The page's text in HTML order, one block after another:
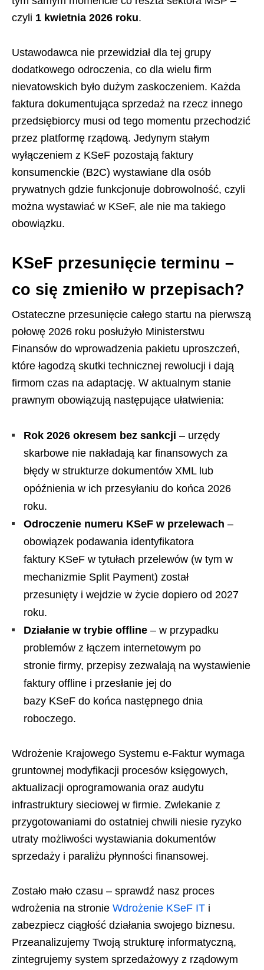
czyli 1 kwietnia 2026 roku.
Ustawodawca nie przewidział dla tej grupy
dodatkowego odroczenia, co dla wielu firm
nievatowskich było dużym zaskoczeniem. Każda
faktura dokumentująca sprzedaż na rzecz innego
przedsiębiorcy musi od tego momentu przechodzić
przez platformę rządową. Jedynym stałym
wyłączeniem z KSeF pozostają faktury
konsumenckie (B2C) wystawiane dla osób
prywatnych gdzie funkcjonuje dobrowolność, czyli
można wystawiać w KSeF, ale nie ma takiego
obowiązku.
KSeF przesunięcie terminu –
co się zmieniło w przepisach?
Ostateczne przesunięcie całego startu na pierwszą
połowę 2026 roku posłużyło Ministerstwu
Finansów do wprowadzenia pakietu uproszczeń,
które łagodzą skutki technicznej rewolucji i dają
firmom czas na adaptację. W aktualnym stanie
prawnym obowiązują następujące ułatwienia:
Rok 2026 okresem bez sankcji – urzędy
skarbowe nie nakładają kar finansowych za
błędy w strukturze dokumentów XML lub
opóźnienia w ich przesyłaniu do końca 2026
roku.
Odroczenie numeru KSeF w przelewach –
obowiązek podawania identyfikatora
faktury KSeF w tytułach przelewów (w tym w
mechanizmie Split Payment) został
przesunięty i wejdzie w życie dopiero od 2027
roku.
Działanie w trybie offline – w przypadku
problemów z łączem internetowym po
stronie firmy, przepisy zezwalają na wystawienie
faktury offline i przesłanie jej do
bazy KSeF do końca następnego dnia
roboczego.
Wdrożenie Krajowego Systemu e-Faktur wymaga
gruntownej modyfikacji procesów księgowych,
aktualizacji oprogramowania oraz audytu
infrastruktury sieciowej w firmie. Zwlekanie z
przygotowaniami do ostatniej chwili niesie ryzyko
utraty możliwości wystawiania dokumentów
sprzedaży i paraliżu płynności finansowej.
Zostało mało czasu – sprawdź nasz proces
wdrożenia na stronie Wdrożenie KSeF IT i
zabezpiecz ciągłość działania swojego biznesu.
Przeanalizujemy Twoją strukturę informatyczną,
zintegrujemy system sprzedażowyy z rządowym